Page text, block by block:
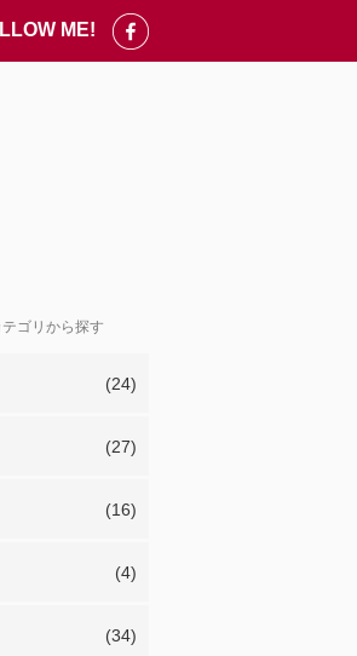
ME!
テゴリから探す
(24)
(27)
(16)
(4)
(34)